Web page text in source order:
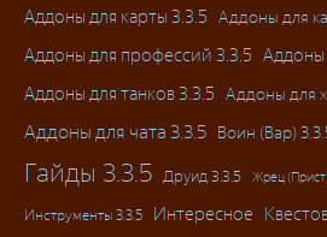
Аддоны для карты 3.3.5 Аддоны для
Аддоны для профессий 3.3.5 Аддоны
Аддоны для танков 3.3.5 Аддоны для
Аддоны для чата 3.3.5 Воин (Вар)
Гайды 3.3.5 Друид 3.3.5 Жрец
Инструменты 3.3.5 Интересное